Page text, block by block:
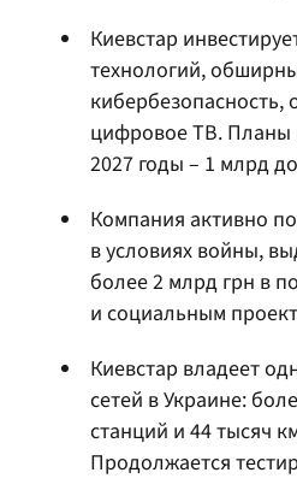
Киевстар
технологий,
цифровое ТВ. Планы
2027 годы – 1 млрд
Компания активно
в условиях войны,
более 2 млрд грн в
и социальным
Киевстар владеет
сетей в Украине:
станций и 44 тысяч
Продолжается